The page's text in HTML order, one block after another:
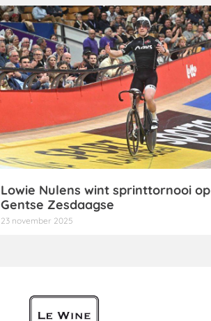
Lowie Nulens wint sprinttornooi op
Gentse Zesdaagse
23 november 2025